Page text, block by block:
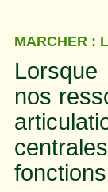
MARCHER :
nos